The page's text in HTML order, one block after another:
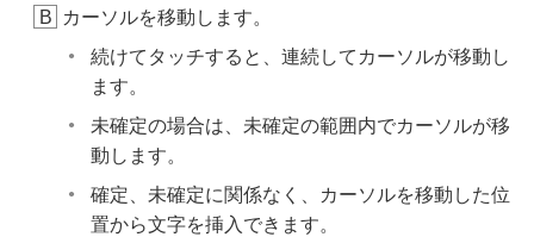
カーソルを移動します。
続けてタッチすると、連続してカーソルが移動し
ます。
未確定の場合は、未確定の範囲内でカーソルが移
動します。
確定、未確定に関係なく、カーソルを移動した位
置から文字を挿入できます。